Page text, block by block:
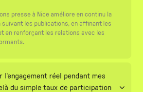
presse à Nice améliore en continu la
les publications, en affinant les
en renforçant les relations avec les
l'engagement réel pendant mes
du simple taux de participation